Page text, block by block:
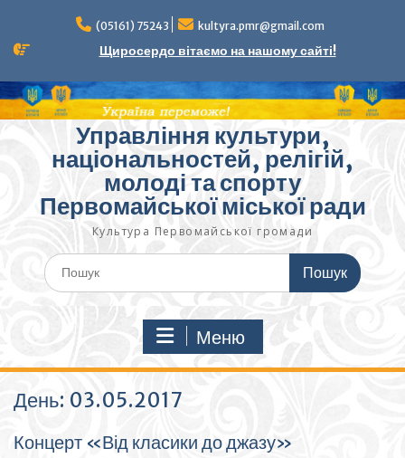
вмісту
(05161) 75243 kultyra.pmr@gmail.com
Щиросердо вітаємо на нашому сайті!
Управління культури,
національностей, релігій,
молоді та спорту
Первомайської міської ради
Культура Первомайcької громади
Шукати:
Меню
День: 03.05.2017
Концерт «Від класики до джазу»